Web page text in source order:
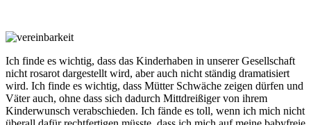
Ich finde es wichtig, dass das Kinderhaben in unserer Gesellschaft
nicht rosarot dargestellt wird, aber auch nicht ständig dramatisiert
wird. Ich finde es wichtig, dass Mütter Schwäche zeigen dürfen und
Väter auch, ohne dass sich dadurch Mittdreißiger von ihrem
Kinderwunsch verabschieden. Ich fände es toll, wenn ich mich nicht